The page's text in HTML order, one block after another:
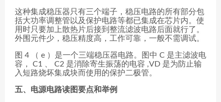
这种集成稳压器只有三个端子，稳压电路的所有部分包
括大功率调整管以及保护电路等都已集成在芯片内。使
用时只要加上散热片后接到整流滤波电路后面就行了。
外围元件少，稳压精度高，工作可靠，一般不需调试。
图 4 （ e ）是一个三端稳压器电路。图中 C 是主滤波电
容， C1 、 C2 是消除寄生振荡的电容 ,VD 是为防止输
入短路烧坏集成块而使用的保护二极管。
五、电源电路读图要点和举例